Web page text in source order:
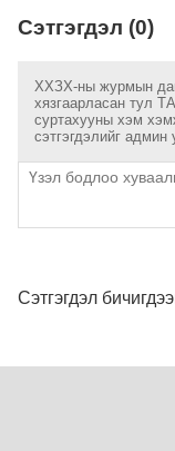
Сэтгэгдэл (0)
ХХЗХ-ны журмын
хязгаарласан тул
суртахууны хэм
сэтгэгдэлийг админ
Сэтгэгдэл